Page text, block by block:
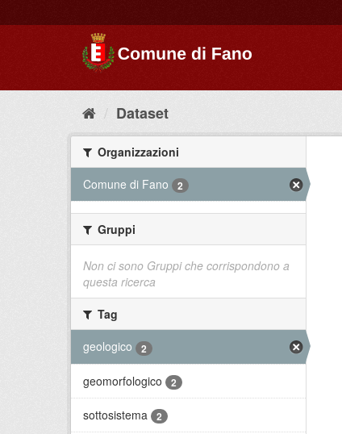
Dataset
Organizzazioni
Comune di Fano
2
Gruppi
Non ci sono Gruppi che corrispondono a
questa ricerca
Tag
geologico
2
geomorfologico 2
sottosistema 2